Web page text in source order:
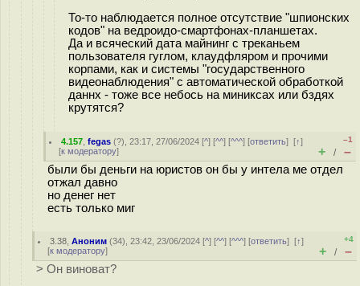
То-то наблюдается полное отсутствие "шпионских
кодов" на ведроидо-смартфонах-планшетах.
Да и всяческий дата майнинг с треканьем
пользователя гуглом, клаудфляром и прочими
корпами, как и системы "государственного
видеонаблюдения" с автоматической обработкой
даннх - тоже все небось на миниксах или бздях
крутятся?
4.157 ,fegas (?), 23:17, 27/06/2024 [^] [^^] [^^^] [ответить][↑]
[к модератору]
–1
+ / –
были бы деньги на юристов он бы у интела ме отдел
отжал давно
но денег нет
есть только миг
3.38 ,Аноним (34), 23:42, 23/06/2024 [^] [^^] [^^^] [ответить][↑]
[к модератору]
+4
+ / –
> Он виноват?